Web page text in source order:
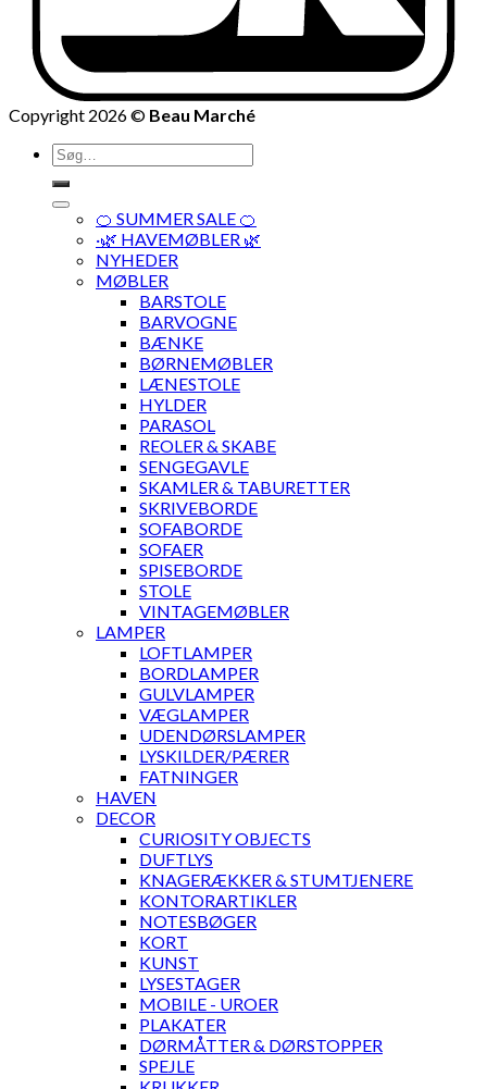
Copyright 2026 © Beau Marché
Søg
efter:
🍊 SUMMER SALE 🍊
·🌿 HAVEMØBLER 🌿
NYHEDER
MØBLER
BARSTOLE
BARVOGNE
BÆNKE
BØRNEMØBLER
LÆNESTOLE
HYLDER
PARASOL
REOLER & SKABE
SENGEGAVLE
SKAMLER & TABURETTER
SKRIVEBORDE
SOFABORDE
SOFAER
SPISEBORDE
STOLE
VINTAGEMØBLER
LAMPER
LOFTLAMPER
BORDLAMPER
GULVLAMPER
VÆGLAMPER
UDENDØRSLAMPER
LYSKILDER/PÆRER
FATNINGER
HAVEN
DECOR
CURIOSITY OBJECTS
DUFTLYS
KNAGERÆKKER & STUMTJENERE
KONTORARTIKLER
NOTESBØGER
KORT
KUNST
LYSESTAGER
MOBILE - UROER
PLAKATER
DØRMÅTTER & DØRSTOPPER
SPEJLE